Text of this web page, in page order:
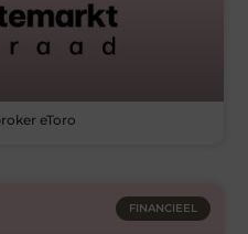
eToro
FINANCIEEL